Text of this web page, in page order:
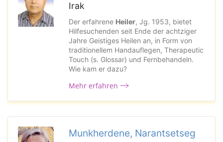
Irak
Der erfahrene Heiler, Jg. 1953, bietet
Hilfesuchenden seit Ende der achtziger
Jahre Geistiges Heilen an, in Form von
traditionellem Handauflegen, Therapeutic
Touch (s. Glossar) und Fernbehandeln.
Wie kam er dazu?
Mehr erfahren
Munkherdene, Narantsetseg